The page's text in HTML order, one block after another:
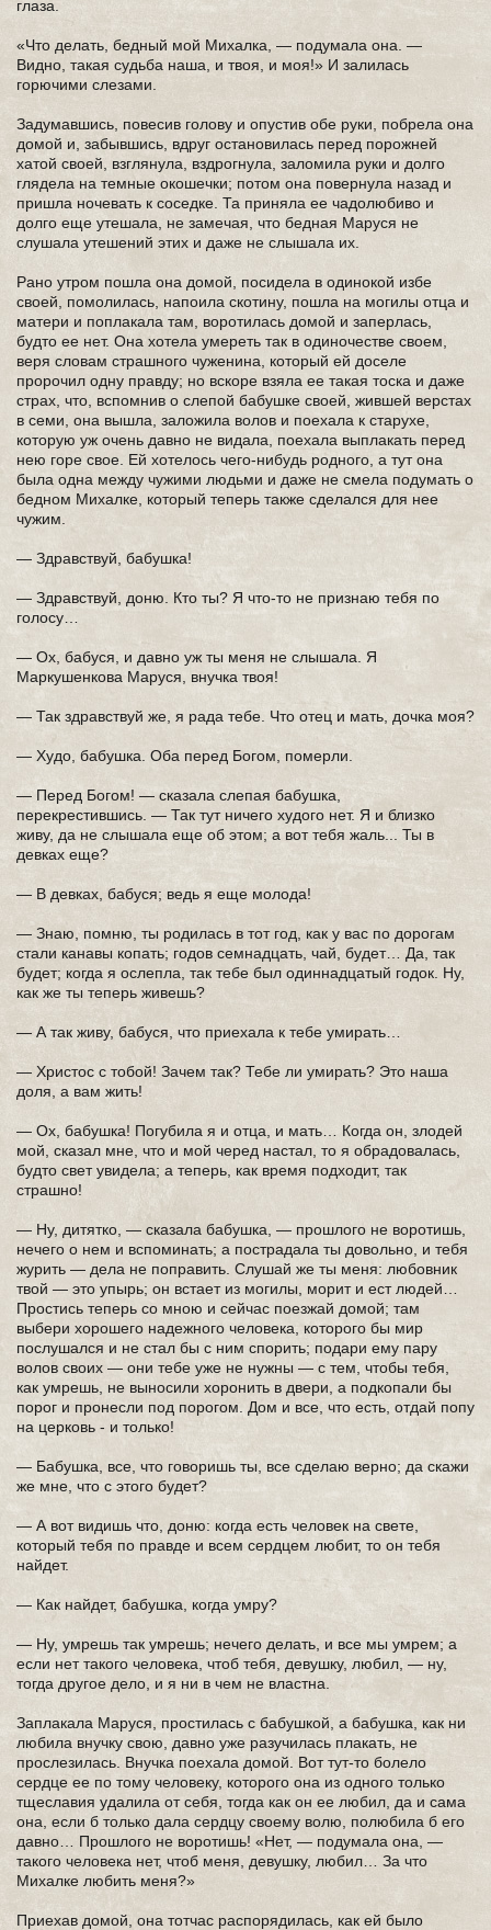
глаза.
«Что делать, бедный мой Михалка, — подумала она. —
Видно, такая судьба наша, и твоя, и моя!» И залилась
горючими слезами.
Задумавшись, повесив голову и опустив обе руки, побрела она
домой и, забывшись, вдруг остановилась перед порожней
хатой своей, взглянула, вздрогнула, заломила руки и долго
глядела на темные окошечки; потом она повернула назад и
пришла ночевать к соседке. Та приняла ее чадолюбиво и
долго еще утешала, не замечая, что бедная Маруся не
слушала утешений этих и даже не слышала их.
Рано утром пошла она домой, посидела в одинокой избе
своей, помолилась, напоила скотину, пошла на могилы отца и
матери и поплакала там, воротилась домой и заперлась,
будто ее нет. Она хотела умереть так в одиночестве своем,
веря словам страшного чуженина, который ей доселе
пророчил одну правду; но вскоре взяла ее такая тоска и даже
страх, что, вспомнив о слепой бабушке своей, жившей верстах
в семи, она вышла, заложила волов и поехала к старухе,
которую уж очень давно не видала, поехала выплакать перед
нею горе свое. Ей хотелось чего-нибудь родного, а тут она
была одна между чужими людьми и даже не смела подумать о
бедном Михалке, который теперь также сделался для нее
чужим.
— Здравствуй, бабушка!
— Здравствуй, доню. Кто ты? Я что-то не признаю тебя по
голосу…
— Ох, бабуся, и давно уж ты меня не слышала. Я
Маркушенкова Маруся, внучка твоя!
— Так здравствуй же, я рада тебе. Что отец и мать, дочка моя?
— Худо, бабушка. Оба перед Богом, померли.
— Перед Богом! — сказала слепая бабушка,
перекрестившись. — Так тут ничего худого нет. Я и близко
живу, да не слышала еще об этом; а вот тебя жаль... Ты в
девках еще?
— В девках, бабуся; ведь я еще молода!
— Знаю, помню, ты родилась в тот год, как у вас по дорогам
стали канавы копать; годов семнадцать, чай, будет… Да, так
будет; когда я ослепла, так тебе был одиннадцатый годок. Ну,
как же ты теперь живешь?
— А так живу, бабуся, что приехала к тебе умирать…
— Христос с тобой! Зачем так? Тебе ли умирать? Это наша
доля, а вам жить!
— Ох, бабушка! Погубила я и отца, и мать… Когда он, злодей
мой, сказал мне, что и мой черед настал, то я обрадовалась,
будто свет увидела; а теперь, как время подходит, так
страшно!
— Ну, дитятко, — сказала бабушка, — прошлого не воротишь,
нечего о нем и вспоминать; а пострадала ты довольно, и тебя
журить — дела не поправить. Слушай же ты меня: любовник
твой — это упырь; он встает из могилы, морит и ест людей…
Простись теперь со мною и сейчас поезжай домой; там
выбери хорошего надежного человека, которого бы мир
послушался и не стал бы с ним спорить; подари ему пару
волов своих — они тебе уже не нужны — с тем, чтобы тебя,
как умрешь, не выносили хоронить в двери, а подкопали бы
порог и пронесли под порогом. Дом и все, что есть, отдай попу
на церковь - и только!
— Бабушка, все, что говоришь ты, все сделаю верно; да скажи
же мне, что с этого будет?
— А вот видишь что, доню: когда есть человек на свете,
который тебя по правде и всем сердцем любит, то он тебя
найдет.
— Как найдет, бабушка, когда умру?
— Ну, умрешь так умрешь; нечего делать, и все мы умрем; а
если нет такого человека, чтоб тебя, девушку, любил, — ну,
тогда другое дело, и я ни в чем не властна.
Заплакала Маруся, простилась с бабушкой, а бабушка, как ни
любила внучку свою, давно уже разучилась плакать, не
прослезилась. Внучка поехала домой. Вот тут-то болело
сердце ее по тому человеку, которого она из одного только
тщеславия удалила от себя, тогда как он ее любил, да и сама
она, если б только дала сердцу своему волю, полюбила б его
давно… Прошлого не воротишь! «Нет, — подумала она, —
такого человека нет, чтоб меня, девушку, любил… За что
Михалке любить меня?»
Приехав домой, она тотчас распорядилась, как ей было